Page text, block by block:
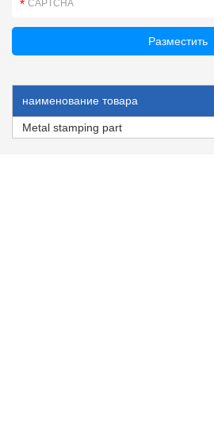
наименование товара
Metal stamping part